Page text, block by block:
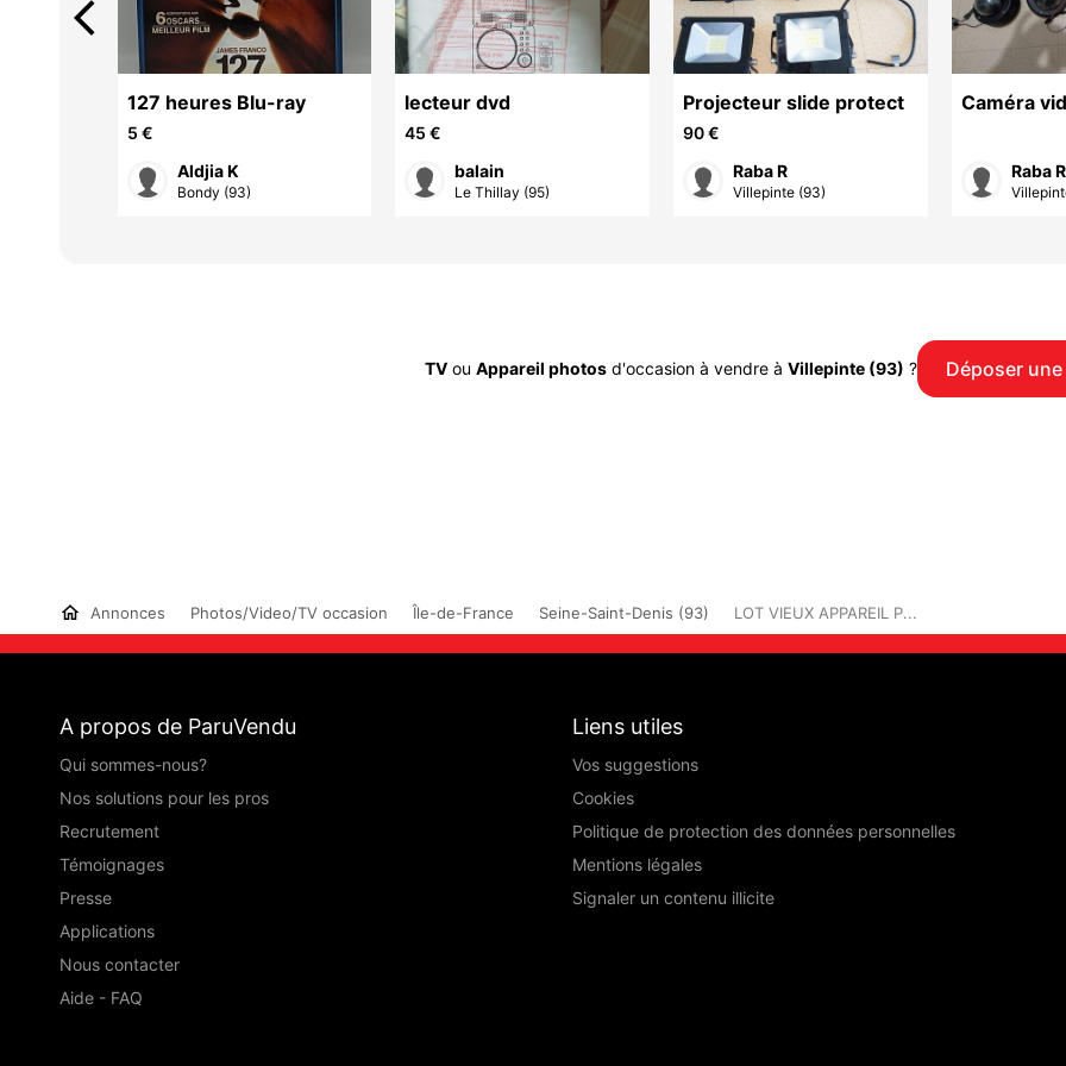
127 heures Blu-ray
5 €
Aldjia K
Bondy (93)
lecteur dvd
45 €
balain
Le Thillay (95)
Projecteur slide protect
90 €
Raba R
Villepinte (93)
Caméra
Raba R
arrow_back_ios
TVou Appareil photosd'occasion à vendre à Villepinte (93) ? Déposer
Annonces Photos/Video/TV occasion Île-de-France Seine-Saint-Denis (93) LOT VIEUX APPAREIL P...
A propos de ParuVendu
Qui sommes-nous?
Nos solutions pour les pros
Recrutement
Témoignages
Presse
Applications
Nous contacter
Aide - FAQ
Liens utiles
Vos suggestions
Cookies
Politique de protection des données personnelles
Mentions légales
Signaler un contenu illicite